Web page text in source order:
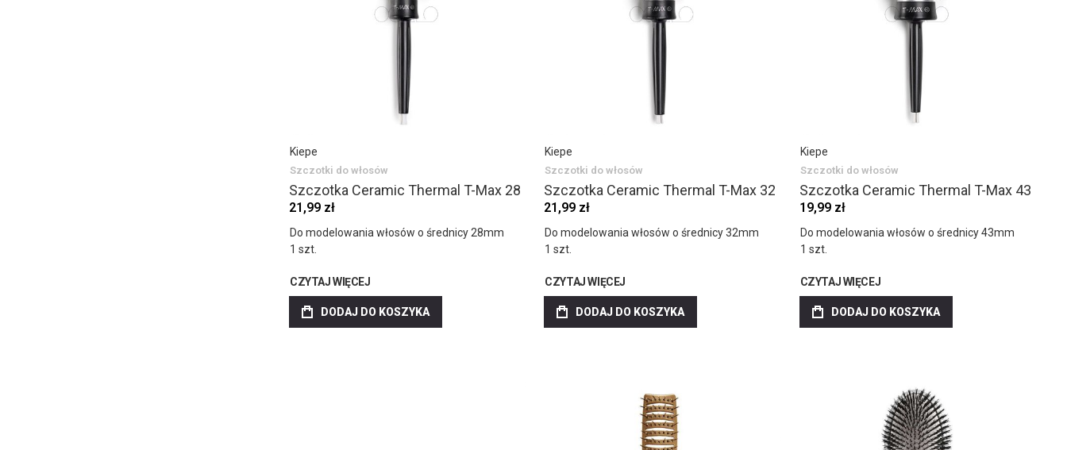
Kiepe
Szczotki do włosów
Szczotka Ceramic Thermal T-Max 28
21,99 zł
Do modelowania włosów o średnicy 28mm
1 szt.
CZYTAJ WIĘCEJ
DODAJ DO KOSZYKA
Kiepe
Szczotki do włosów
Szczotka Ceramic Thermal T-Max 32
21,99 zł
Do modelowania włosów o średnicy 32mm
1 szt.
CZYTAJ WIĘCEJ
DODAJ DO KOSZYKA
Kiepe
Szczotki do włosów
Szczotka Ceramic Thermal T-Max 43
19,99 zł
Do modelowania włosów o średnicy 43mm
1 szt.
CZYTAJ WIĘCEJ
DODAJ DO KOSZYKA